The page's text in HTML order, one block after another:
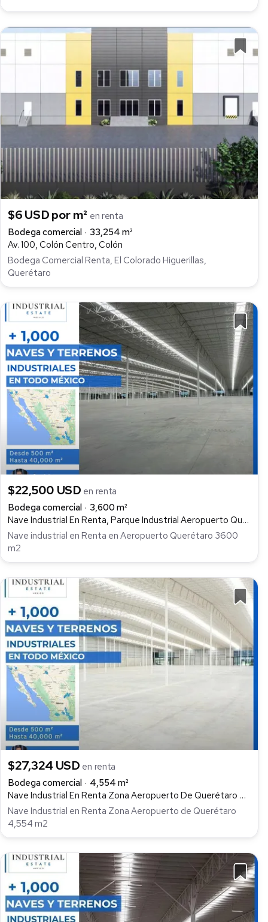
$6 USD por m² en renta
Bodega comercial
33,254 m²
Av. 100, Colón Centro, Colón
Bodega Comercial Renta, El Colorado Higuerillas,
Querétaro
$22,500 USD en renta
Bodega comercial
3,600 m²
Nave Industrial En Renta, Parque Industrial Aeropuerto Querétaro, Colón
Nave industrial en Renta en Aeropuerto Querétaro 3600
m2
$27,324 USD en renta
Bodega comercial
4,554 m²
Nave Industrial En Renta Zona Aeropuerto De Querétaro 4,554 M2, Parque Industrial Aeropuerto Querétaro, Colón
Nave Industrial en Renta Zona Aeropuerto de Querétaro
4,554 m2